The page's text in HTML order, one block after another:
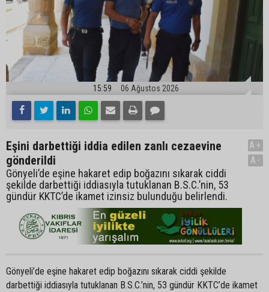
15:59 06 Ağustos 2026
Eşini darbettiği iddia edilen zanlı cezaevine
gönderildi
Gönyeli’de eşine hakaret edip boğazını sıkarak ciddi
şekilde darbettiği iddiasıyla tutuklanan B.S.C.’nin, 53
gündür KKTC’de ikamet izinsiz bulunduğu belirlendi.
A+
A-
Gönyeli’de eşine hakaret edip boğazını sıkarak ciddi şekilde
darbettiği iddiasıyla tutuklanan B.S.C.’nin, 53 gündür KKTC’de ikamet